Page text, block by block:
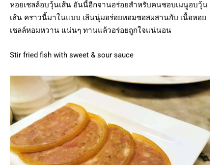
หอยเชลล์อบวุ้นเส้น อันนี้อีกจานอร่อยสำหรับคนชอบเมนูอบวุ้น
เส้น คราวนี้มาในแบบ เส้นนุ่มอร่อยหอมซอสผสานกับ เนื้อหอย
เชลล์หอมหวาน แน่นๆ ทานแล้วอร่อยถูกใจแน่นอน
Stir fried fish with sweet & sour sauce